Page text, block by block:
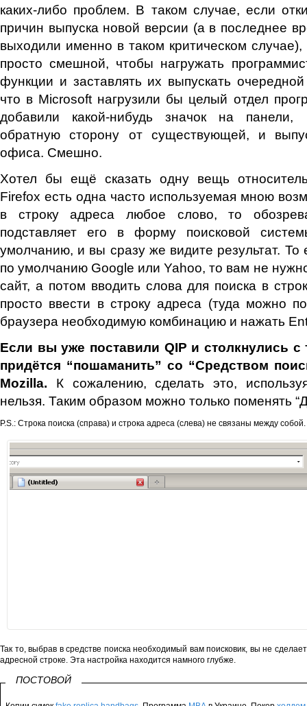
каких-либо проблем. В таком случае, если
причин выпуска новой версии (а в последнее
выходили именно в таком критическом случае),
просто смешной, чтобы нагружать
функции и заставлять их выпускать
что в Microsoft нагрузили бы целый отдел
добавили какой-нибудь значок на
обратную сторону от существующей, и
офиса. Смешно.
Хотел бы ещё сказать одну вещь
Firefox есть одна часто используемая мною
в строку адреса любое слово, то
подставляет его в форму поисковой
умолчанию, и вы сразу же видите результат. То
по умолчанию Google или Yahoo, то вам не
сайт, а потом вводить слова для поиска в
просто ввести в строку адреса (туда можно
браузера необходимую комбинацию и нажать
Если вы уже поставили QIP и столкнулись с
придётся “пошаманить” со “Средством
Mozilla. К сожалению, сделать это,
нельзя. Таким образом можно только поменять
P.S.: Строка поиска (справа) и строка адреса (слева) не связаны между собой.
Так то, выбрав в средстве поиска необходимый вам поисковик, вы не
адресной строке. Эта настройка находится намного глубже.
ПОСТОВОЙ